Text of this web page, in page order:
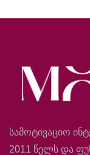
სამოტივაციო
2011 წელს და